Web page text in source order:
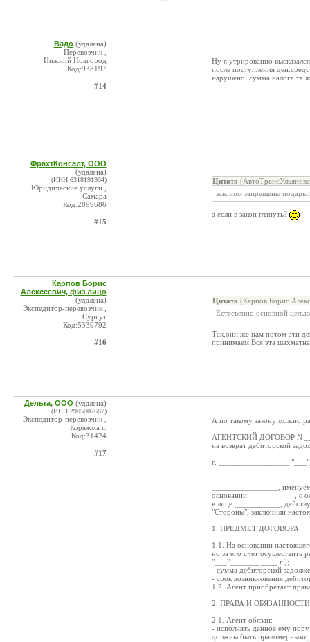
Вадо (удалена)
Перевозчик ,
Нижний Новгород
Код:938197
#14
Ну я утрированно
после поступления
нарушено..сумма налога та
ФрахтКонсалт, ООО
(удалена)
(ИНН:6318191904)
Юридические услуги ,
Самара
Код:2899686
#15
Цитата
законом запрещены
а если в закон глянуть?
Карпов Борис
Алексеевич, физ.лицо
(удалена)
Экспедитор-перевозчик ,
Сургут
Код:5339792
#16
Цитата (Карпов Борис
Естесвенно,основной целью
Так,они же нам потом эти
принимаем.Вся эта
Дельта, ООО (удалена)
(ИНН:2905007687)
Экспедитор-перевозчик ,
Коряжма г.
Код:31424
#17
А по такому закону можно
АГЕНТСКИЙ ДОГОВОР N
на возврат дебиторской
г. _________________
________________,
основании ___________, с
в лице ___________,
"Стороны", заключили
1. ПРЕДМЕТ ДОГОВОРА
1.1. На основании
но за его счет осуществить
"___"_______ ____ г.);
- сумма дебиторской
- срок возникновения
1.2. Агент приобретает
2. ПРАВА И
2.1. Агент обязан:
- исполнять данное ему
должны быть